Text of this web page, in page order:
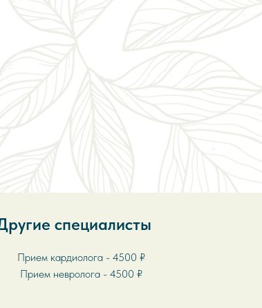
специалисты
Прием кардиолога- 4500 ₽
Прием невролога - 4500 ₽